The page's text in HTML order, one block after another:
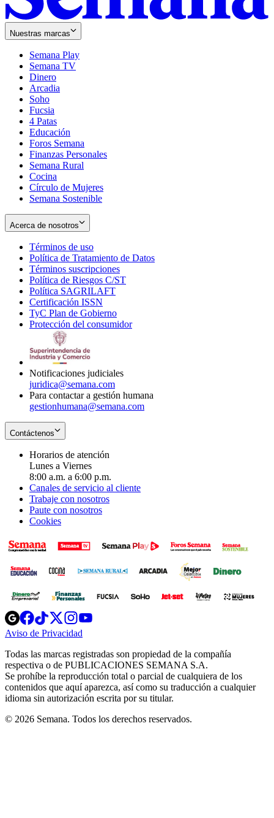
Nuestras marcas
Semana Play
Semana TV
Dinero
Arcadia
Soho
in
new
window
Fucsia
in
new
window
4 Patas
Educación
Foros Semana
Finanzas Personales
Semana Rural
Cocina
Círculo de Mujeres
Semana Sostenible
Acerca de nosotros
Términos de uso
in
new
window
Política de Tratamiento de Datos
Términos suscripciones
in
Política de Riesgos C/ST
Política SAGRILAFT
new
window
Certificación ISSN
in
new
TyC Plan de Gobierno
in
Protección del consumidorOpens
Notificaciones judiciales
juridica@semana.com
Para contactar a gestión humana
gestionhumana@semana.com
Contáctenos
Horarios de atención
Lunes a Viernes
8:00 a.m. a 6:00 p.m.
Canales de servicio al cliente
Trabaje con nosotros
Paute con nosotros
Cookies
Opens
in
new
Opens
in
new
Opens
in
new
window
Opens
new
windowwindow
Aviso de Privacidad
new
window
Todas las marcas registradas son propiedad de la compañía
respectiva o de PUBLICACIONES SEMANA S.A.
Se prohíbe la reproducción total o parcial de cualquiera de los
contenidos que aquí aparezca, así como su traducción a cualquier
idioma sin autorización escrita por su titular.
© 2026 Semana. Todos los derechos reservados.